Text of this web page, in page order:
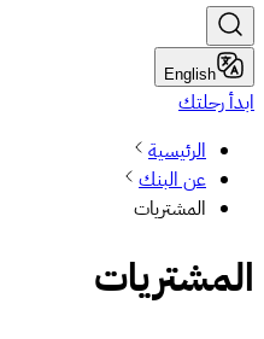
English
ابدأ رحلتك
الرئيسية
عن البنك
المشتريات
المشتريات